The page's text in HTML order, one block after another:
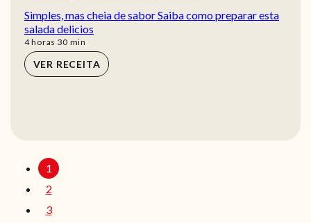
Simples, mas cheia de sabor Saiba como preparar esta
salada delicios
4horas
horas 30 min
min
VER RECEITA
1
2
3